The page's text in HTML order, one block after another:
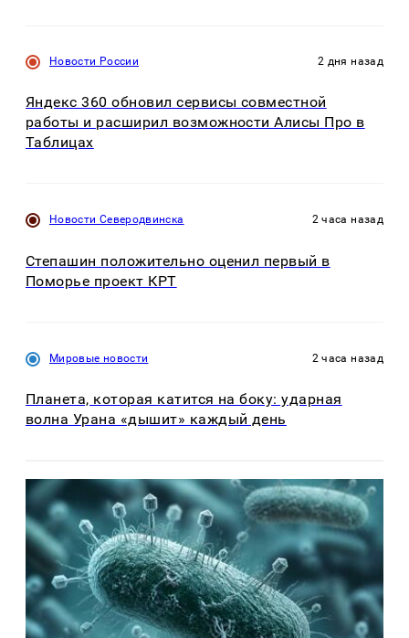
Новости России 2 дня назад
Яндекс 360 обновил сервисы совместной
работы и расширил возможности Алисы Про в
Таблицах
Новости Северодвинска 2 часа назад
Степашин положительно оценил первый в
Поморье проект КРТ
Мировые новости 2 часа назад
Планета, которая катится на боку: ударная
волна Урана «дышит» каждый день